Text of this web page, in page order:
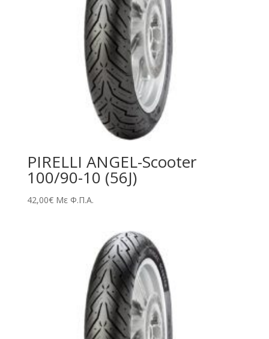
PIRELLI ANGEL-Scooter
100/90-10 (56J)
42,00€ Με Φ.Π.Α.